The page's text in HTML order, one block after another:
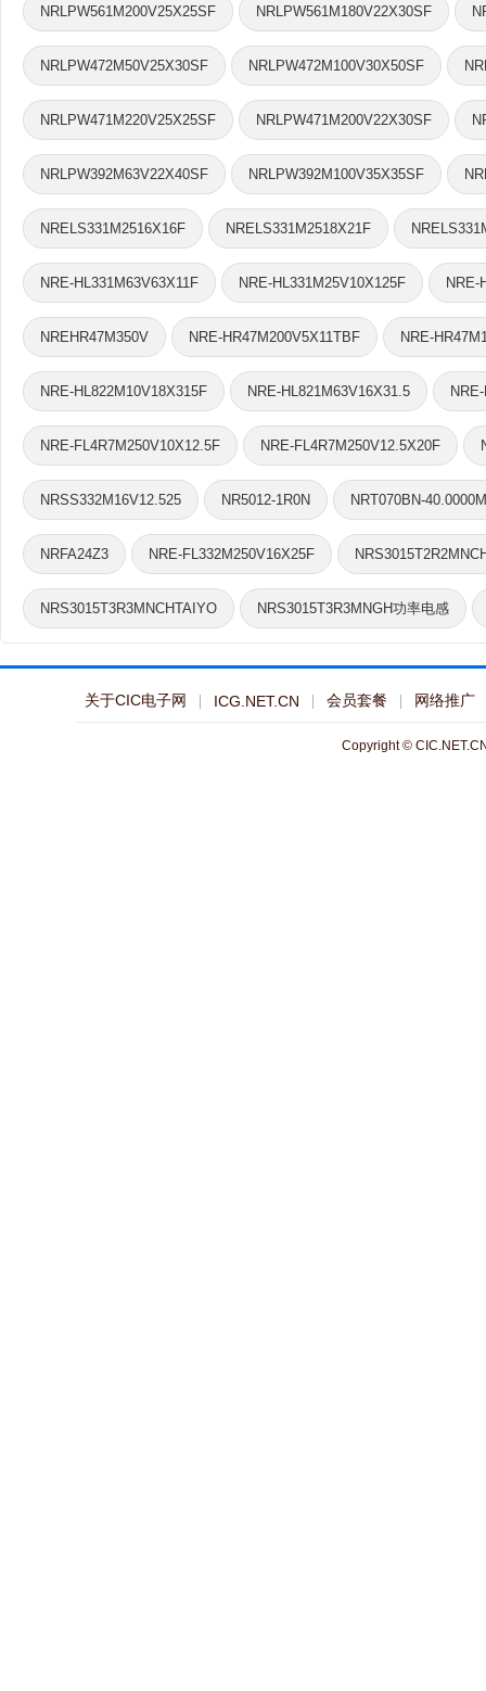
NRLPW561M200V25X25SF NRLPW561M180V22X30SF
NRLPW472M50V25X30SF NRLPW472M100V30X50SF
NRLPW471M220V25X25SF NRLPW471M200V22X30SF
NRLPW392M63V22X40SF NRLPW392M100V35X35SF
NRELS331M2516X16F NRELS331M2518X21F
NRE-HL331M63V63X11F NRE-HL331M25V10X125F NRE-
NREHR47M350V NRE-HR47M200V5X11TBF NRE-
NRE-HL822M10V18X315F NRE-HL821M63V16X31.5
NRE-FL4R7M250V10X12.5F NRE-FL4R7M250V12.5X20F
NRSS332M16V12.525 NR5012-1R0N NRT070BN-
NRFA24Z3 NRE-FL332M250V16X25F
NRS3015T3R3MNCHTAIYO NRS3015T3R3MNGH功率电感
关于CIC电子网 ICG.NET.CN 会员套餐 网络推广
Copyright ©